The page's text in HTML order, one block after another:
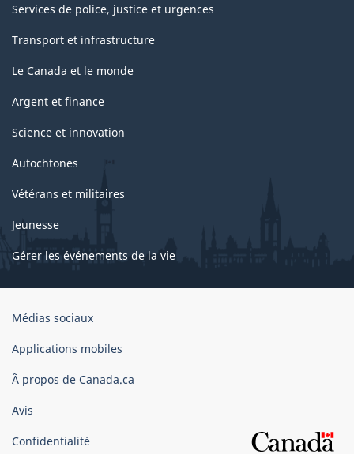
Services de police, justice et urgences
Transport et infrastructure
Le Canada et le monde
Argent et finance
Science et innovation
Autochtones
Vétérans et militaires
Jeunesse
Gérer les événements de la vie
Organisation
gouvernement
Canada
Médias sociaux
Applications mobiles
Ã propos de Canada.ca
Avis
Confidentialité